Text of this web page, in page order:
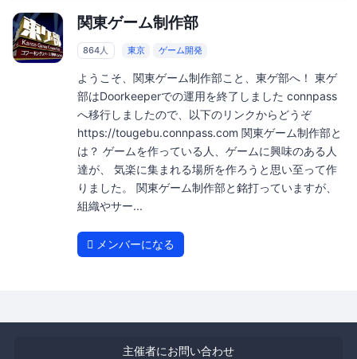
関東ゲーム制作部
864人 東京 ゲーム開発
ようこそ、関東ゲーム制作部こと、東ゲ部へ！ 東ゲ
部はDoorkeeperでの運用を終了しました connpass
へ移行しましたので、以下のリンクからどうぞ
https://tougebu.connpass.com 関東ゲーム制作部と
は？ ゲームを作っている人、ゲームに興味のある人
達が、 気楽に集まれる場所を作ろうと思い至って作
りました。 関東ゲーム制作部と銘打っていますが、
組織やサー...
メンバーになる
主催者にお問い合わせ